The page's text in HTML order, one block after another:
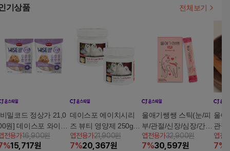
기상품 전체보기
밀코드 정상가 21,0
원] 데이스포 와이즈
덴탈브러쉬 덴탈
눈건강 240g x 2개
전용가16,900원
%15,717원
데이스포 에이치시리
즈 뷰티 영양제 250g x
2개
앱전용가21,900원
7%20,367원
울애기쌩쌩 스틱(눈/피
부/관절/신장/심장/간/
면역 케어)
앱전용가32,900원
7%30,597원
울애
관절
앱전
7%